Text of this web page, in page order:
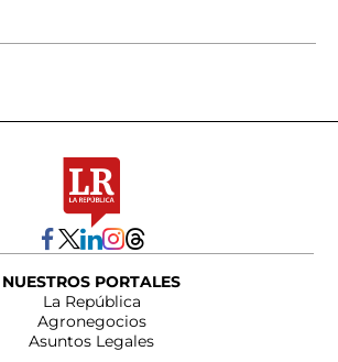
NUESTROS PORTALES
La República
Agronegocios
Asuntos Legales